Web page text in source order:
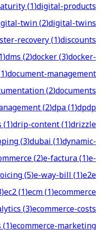
(1)digital-products
twin(2)digital-twins
recovery(1)discounts
)dms(2)docker(3)docker-
1)document-management
(2)documents
(2)dpa(1)dpdp
(1)drip-content(1)drizzle
(3)dubai(1)dynamic-
(2)e-factura(1)e-
(5)e-way-bill(1)e2e
)ec2(1)ecm(1)ecommerce
(3)ecommerce-costs
(1)ecommerce-marketing